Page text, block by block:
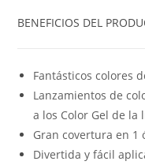
BENEFICIOS DEL
Fantásticos colores
Lanzamientos de
a los Color Gel de la
Gran covertura en 1
Divertida y fácil